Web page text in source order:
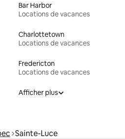
Bar Harbor
Locations de vacances
Charlottetown
Locations de vacances
Fredericton
Locations de vacances
Afficher plus
Sainte-Luce